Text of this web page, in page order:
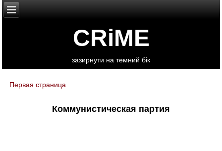
CRiME
зазирнути на темний бік
You are here
Первая страница
Коммунистическая партия